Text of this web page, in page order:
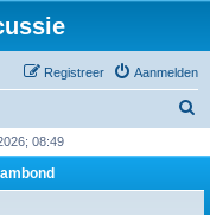
Aanmelden
Registreer
k
08:49